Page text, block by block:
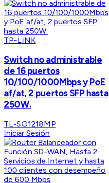
TP-LINK
Switch no administrable
de 16 puertos
10/100/1000Mbps y PoE
af/at, 2 puertos SFP hasta
250W.
TL-SG1218MP
Iniciar Sesión